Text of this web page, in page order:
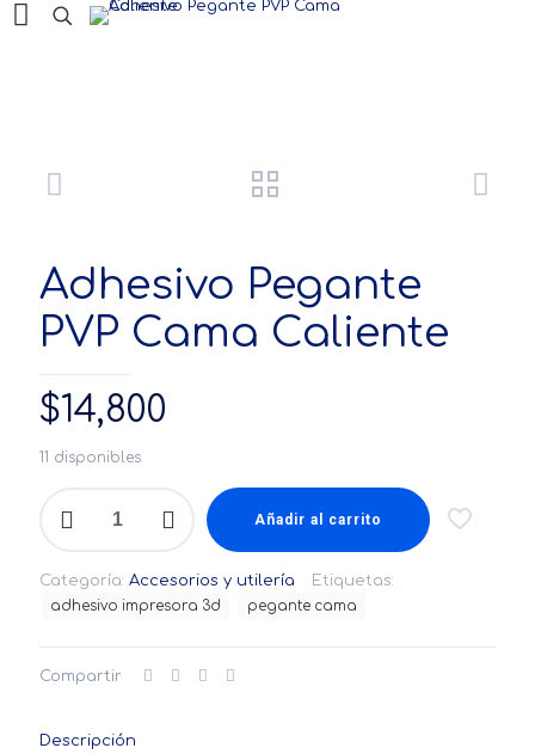
Adhesivo Pegante
PVP Cama Caliente
$14,800
11 disponibles
Caliente
cantidad
Añadir al carrito
Categoría: Accesorios y utilería Etiquetas:
adhesivo impresora 3d pegante cama
Compartir
Descripción